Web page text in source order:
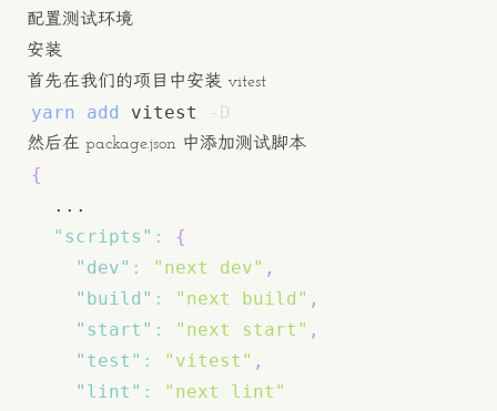
配置测试环境
安装
首先在我们的项目中安装 vitest
yarn add vitest -D
然后在 package.json 中添加测试脚本
{
"scripts" :
{
"dev" : "next dev" ,
"build" : "next build" ,
"start" : "next start" ,
"test" : "vitest" ,
"lint" :
"next lint"